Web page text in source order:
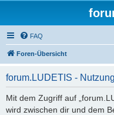
FAQ
Foren-Übersicht
forum.LUDETIS -
Mit dem Zugriff auf
wird zwischen dir und dem